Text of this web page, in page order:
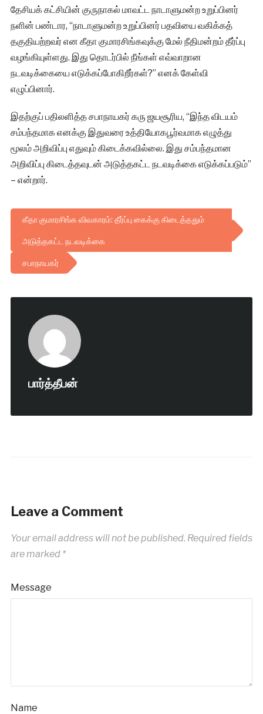
தேசியக் கட்சியின் குருநாகல் மாவட்ட நாடாளுமன்ற உறுப்பினர்
நளின் பண்டார, “நாடாளுமன்ற உறுப்பினர் பதவியை வகிக்கத்
தகுதியற்றவர் என கீதா குமாரசிங்கவுக்கு மேல் நீதிமன்றம் தீர்ப்பு
வழங்கியுள்ளது. இது தொடர்பில் நீங்கள் எவ்வாறான
நடவடிக்கையை எடுக்கப்போகிறீர்கள்?” எனக் கேள்வி
எழுப்பினார்.
இதற்குப் பதிலளித்த சபாநாயகர் கரு ஜயசூரிய, “இந்த விடயம்
சம்பந்தமாக எனக்கு இதுவரை உத்தியோகபூர்வமாக எழுத்து
மூலம் அறிவிப்பு எதுவும் கிடைக்கவில்லை. இது சம்பந்தமான
அறிவிப்பு கிடைத்தவுடன் அடுத்தகட்ட நடவடிக்கை எடுக்கப்படும்”
– என்றார்.
கீதா குமாரசிங்க விவகாரம்: தீர்ப்பு கைக்கு கிடைத்ததும்
அடுத்தகட்ட நடவடிக்கை
சபாநாயகர்
பார்த்தீபன்
Leave a Comment
Your email address will not be published. Required fields
are marked *
Message
Name